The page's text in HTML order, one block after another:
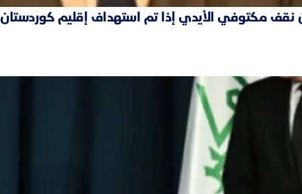
نقف مكتوفي الأيدي إذا تم استهداف إقليم كوردستان